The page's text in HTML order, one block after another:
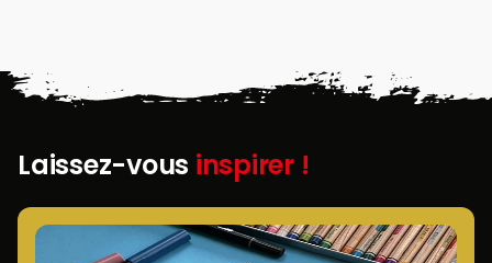
Laissez-vous inspirer !